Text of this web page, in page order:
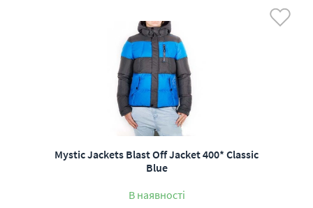
Mystic Jackets Blast Off Jacket 400* Classic
Blue
В наявності